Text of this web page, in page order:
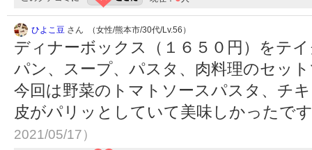
ひよこ豆 さん （女性/熊本市/30代/Lv.56）
ディナーボックス（１６５０円）をテ
パン、スープ、パスタ、肉料理のセッ
今回は野菜のトマトソースパスタ、チ
皮がパリッとしていて美味しかったで
2021/05/17）